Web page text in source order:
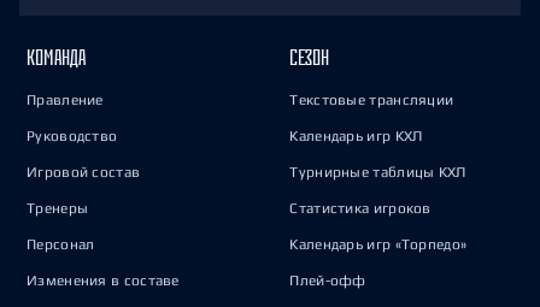
КОМАНДА
Правление
Руководство
Игровой состав
Тренеры
Персонал
Изменения в составе
СЕЗОН
Текстовые трансляции
Календарь игр КХЛ
Турнирные таблицы КХЛ
Статистика игроков
Календарь игр «Торпедо»
Плей-офф